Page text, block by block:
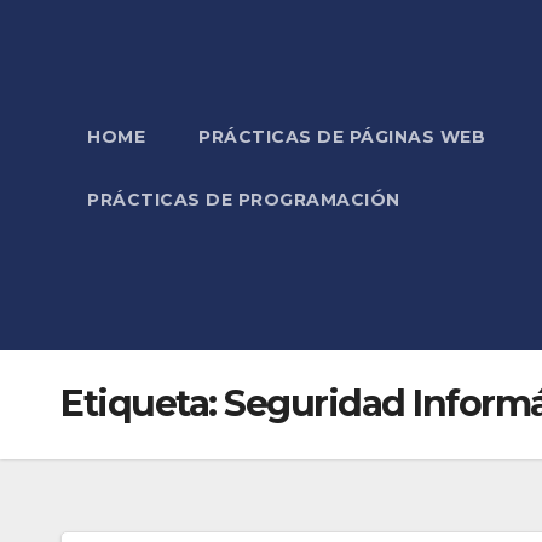
HOME PRÁCTICAS DE PÁGINAS WEB
PRÁCTICAS DE PROGRAMACIÓN
Etiqueta:Seguridad